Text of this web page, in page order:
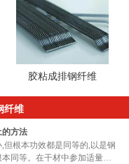
胶粘成排钢纤维
纤维
方法
但根本功效都是同等的,以是钢
同等。在干材中参加适量的